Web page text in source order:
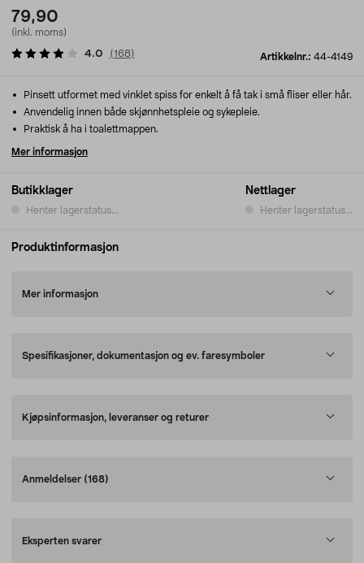
79,90
(inkl. moms)
Artikkelnr.: 44-4149
4.0 (168)
Butikklager
Henter lagerstatus...
Nettlager
Henter lagerstatus...
Pinsett utformet med vinklet spiss for enkelt å få tak i små fliser eller hår.
Anvendelig innen både skjønnhetspleie og sykepleie.
Praktisk å ha i toalettmappen.
Mer informasjon
Produktinformasjon
Mer informasjon
Spesifikasjoner, dokumentasjon og ev. faresymboler
Kjøpsinformasjon, leveranser og returer
Anmeldelser (168)
Eksperten svarer